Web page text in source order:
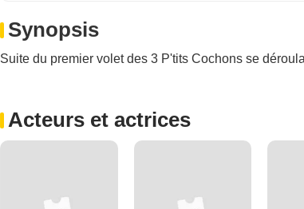
Synopsis
Suite du premier volet des 3 P'tits Cochons se
Acteurs et actrices